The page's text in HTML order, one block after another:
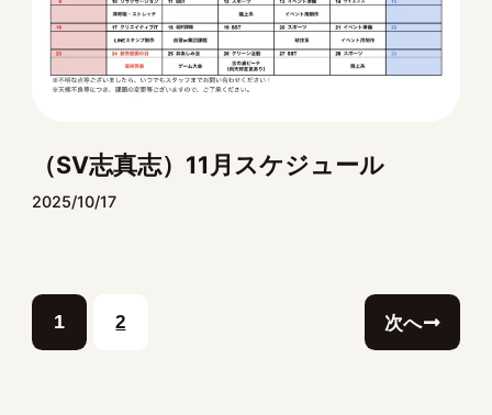
（SV志真志）11月スケジュール
2025/10/17
1 2 次へ